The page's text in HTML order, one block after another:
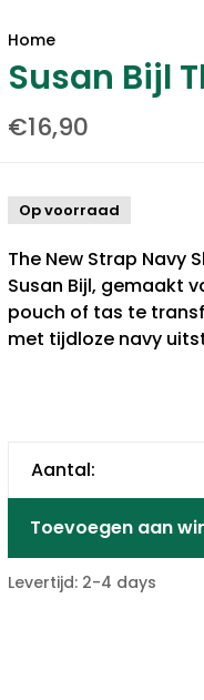
Home
Susan Bijl
€16,90
Op voorraad
The New Strap Navy
Susan Bijl, gemaakt
pouch of tas te
met tijdloze navy
Aantal:
Toevoegen aan
Levertijd: 2-4 days